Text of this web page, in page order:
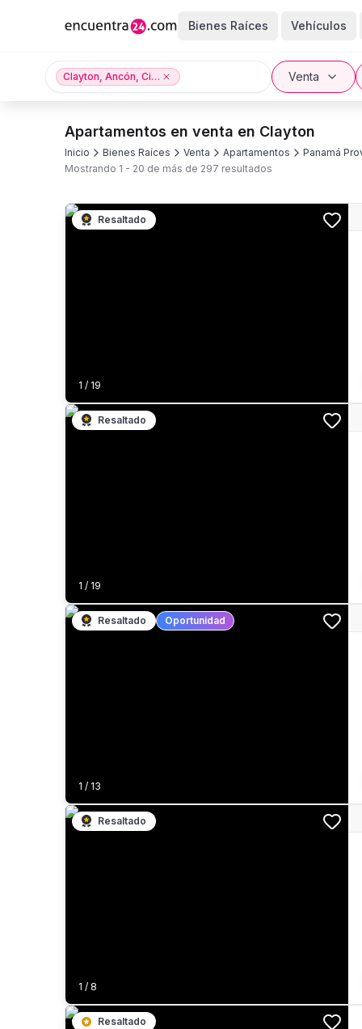
Bienes Raíces Vehículos
Clayton, Ancón, Ciudad de Panamá, Panamá Provincia Venta
Apartamentos en venta en Clayton
Inicio Bienes Raíces Venta Apartamentos Panamá
Mostrando 1 - 20 de más de 297 resultados
1 / 19
Resaltado
1 / 19
Resaltado
1 / 13
Resaltado Oportunidad
1 / 8
Resaltado
Resaltado